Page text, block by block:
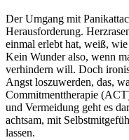
Der Umgang mit
Herausforderung.
einmal erlebt hat, weiß, wie
Kein Wunder also, wenn
verhindern will. Doch
Angst loszuwerden, das,
Commitmenttherapie
und Vermeidung geht es
achtsam, mit
lassen.